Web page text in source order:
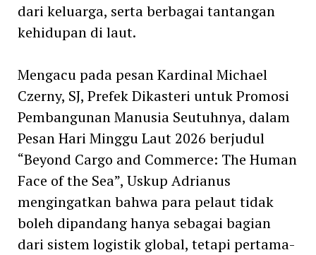
dari keluarga, serta berbagai tantangan
kehidupan di laut.
Mengacu pada pesan Kardinal Michael
Czerny, SJ, Prefek Dikasteri untuk Promosi
Pembangunan Manusia Seutuhnya, dalam
Pesan Hari Minggu Laut 2026 berjudul
“Beyond Cargo and Commerce: The Human
Face of the Sea”, Uskup Adrianus
mengingatkan bahwa para pelaut tidak
boleh dipandang hanya sebagai bagian
dari sistem logistik global, tetapi pertama-